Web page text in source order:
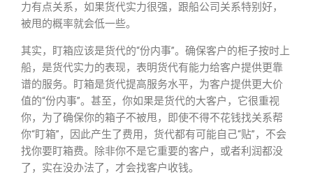
力有点关系，如果货代实力很强，跟船公司关系特别好，
被甩的概率就会低一些。
其实，盯箱应该是货代的“份内事”。确保客户的柜子按时上
船，是货代实力的表现，表明货代有能力给客户提供更靠
谱的服务。盯箱是货代提高服务水平，为客户提供更大价
值的“份内事”。甚至，你如果是货代的大客户，它很重视
你，为了确保你的箱子不被甩，即使不得不花钱找关系帮
你“盯箱”，因此产生了费用，货代都有可能自己“贴”，不会
找你要盯箱费。除非你不是它重要的客户，或者利润都没
了，实在没办法了，才会找客户收钱。